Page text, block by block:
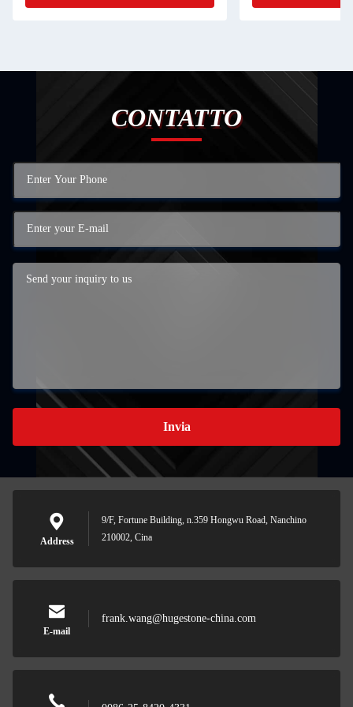
CONTATTO
Invia
Address
9/F, Fortune Building, n.359 Hongwu Road, Nanchino
210002, Cina
E-mail
frank.wang@hugestone-china.com